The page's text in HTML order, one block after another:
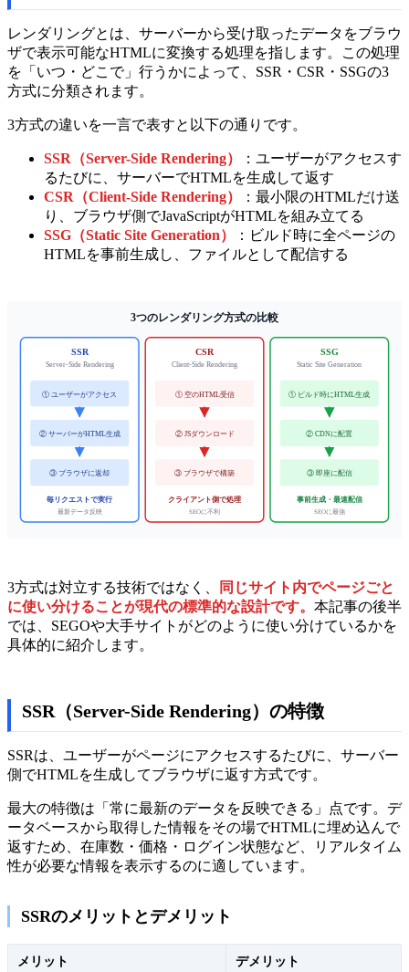
レンダリングとは、サーバーから受け取ったデータをブラウ
ザで表示可能なHTMLに変換する処理を指します。この処理
を「いつ・どこで」行うかによって、SSR・CSR・SSGの3
方式に分類されます。
3方式の違いを一言で表すと以下の通りです。
SSR（Server-Side Rendering）
：ユーザーがアクセスす
るたびに、サーバーでHTMLを生成して返す
CSR（Client-Side Rendering）
：最小限のHTMLだけ送
り、ブラウザ側でJavaScriptがHTMLを組み立てる
SSG（Static Site Generation）
：ビルド時に全ページの
HTMLを事前生成し、ファイルとして配信する
3つのレンダリング方式の比較
SSR
Server-Side Rendering
① ユーザーがアクセス
② サーバーがHTML生成
③ ブラウザに返却
毎リクエストで実行
最新データ反映
CSR
Client-Side Rendering
① 空のHTML受信
② JSダウンロード
③ ブラウザで構築
クライアント側で処理
SEOに不利
SSG
Static Site Generation
① ビルド時にHTML生成
② CDNに配置
③ 即座に配信
事前生成・最速配信
SEOに最強
3方式は対立する技術ではなく、
同じサイト内でページごと
に使い分けることが現代の標準的な設計です。 本記事の後半
では、SEGOや大手サイトがどのように使い分けているかを
具体的に紹介します。
SSR（Server-Side Rendering）の特徴
SSRは、ユーザーがページにアクセスするたびに、サーバー
側でHTMLを生成してブラウザに返す方式です。
最大の特徴は「常に最新のデータを反映できる」点です。デ
ータベースから取得した情報をその場でHTMLに埋め込んで
返すため、在庫数・価格・ログイン状態など、リアルタイム
性が必要な情報を表示するのに適しています。
SSRのメリットとデメリット
メリット デメリット